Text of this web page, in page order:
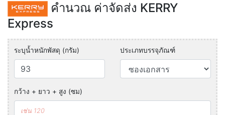
คำนวณ ค่าจัดส่ง KERRY
Express
ระบุน้ำหนักพัสดุ (กรัม) ประเภทบรรจุภัณฑ์
กว้าง + ยาว + สูง (ซม)